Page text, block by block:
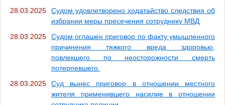
28.03.2025
Судом удовлетворено ходатайство следствия об
избрании меры пресечения сотруднику МВД
28.03.2025
Судом оглашен приговор по факту умышленного
причинения тяжкого вреда здоровью,
повлекшего по неосторожности смерть
потерпевшего.
28.03.2025
Суд вынес приговор в отношении местного
жителя применившего насилие в отношении